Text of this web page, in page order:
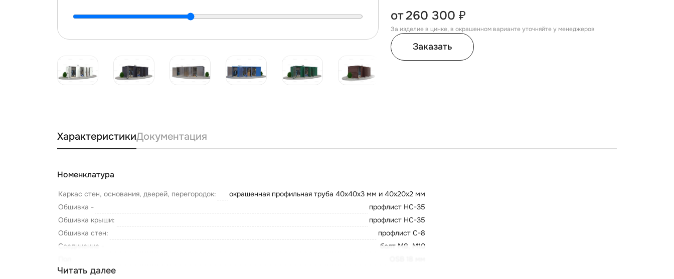
от260 300 ₽
За изделие в цинке, в окрашенном варианте уточняйте у менеджеров
Заказать
ХарактеристикиДокументация
Номенклатура
Каркас стен, основания, дверей, перегородок:
окрашенная профильная труба 40х40х3 мм и 40х20х2 мм
Обшивка -
профлист НС-35
Обшивка крыши:
профлист НС-35
Обшивка стен:
профлист С-8
Соединение -
болт М8, М10
Читать далее